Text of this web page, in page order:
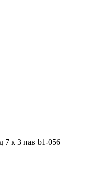
7 к 3 пав b1-056